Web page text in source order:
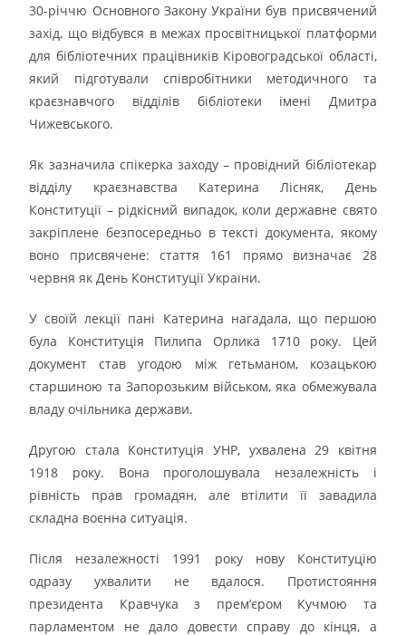
30-річчю Основного Закону України був присвячений
захід, що відбувся в межах просвітницької платформи
для бібліотечних працівників Кіровоградської області,
який підготували співробітники методичного та
краєзнавчого відділів бібліотеки імені Дмитра
Чижевського.
Як зазначила спікерка заходу – провідний бібліотекар
відділу краєзнавства Катерина Лісняк, День
Конституції – рідкісний випадок, коли державне свято
закріплене безпосередньо в тексті документа, якому
воно присвячене: стаття 161 прямо визначає 28
червня як День Конституції України.
У своїй лекції пані Катерина нагадала, що першою
була Конституція Пилипа Орлика 1710 року. Цей
документ став угодою між гетьманом, козацькою
старшиною та Запорозьким військом, яка обмежувала
владу очільника держави.
Другою стала Конституція УНР, ухвалена 29 квітня
1918 року. Вона проголошувала незалежність і
рівність прав громадян, але втілити її завадила
складна воєнна ситуація.
Після незалежності 1991 року нову Конституцію
одразу ухвалити не вдалося. Протистояння
президента Кравчука з прем’єром Кучмою та
парламентом не дало довести справу до кінця, а